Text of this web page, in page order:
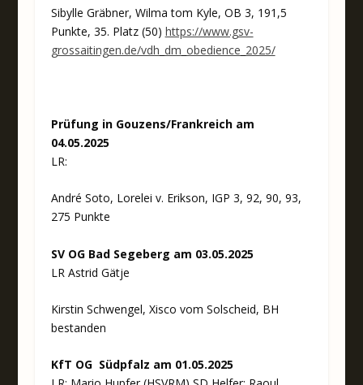
Sibylle Gräbner, Wilma tom Kyle, OB 3, 191,5
Punkte, 35. Platz (50) https://www.gsv-
grossaitingen.de/vdh_dm_obedience_2025/
Prüfung in Gouzens/Frankreich am
04.05.2025
LR:
André Soto, Lorelei v. Erikson, IGP 3, 92, 90, 93,
275 Punkte
SV OG Bad Segeberg am 03.05.2025
LR Astrid Gätje
Kirstin Schwengel, Xisco vom Solscheid, BH
bestanden
KfT OG Südpfalz am 01.05.2025